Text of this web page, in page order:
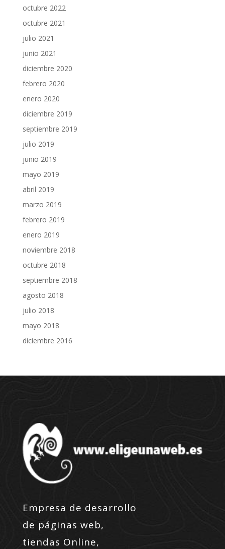
octubre 2022
octubre 2021
julio 2021
junio 2021
diciembre 2020
febrero 2020
enero 2020
diciembre 2019
septiembre 2019
julio 2019
junio 2019
mayo 2019
abril 2019
marzo 2019
febrero 2019
enero 2019
noviembre 2018
octubre 2018
septiembre 2018
agosto 2018
julio 2018
mayo 2018
diciembre 2016
Empresa de desarrollo
de páginas web,
tiendas Online,